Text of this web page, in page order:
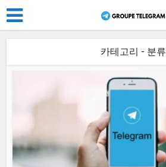
카테고리 - 분류